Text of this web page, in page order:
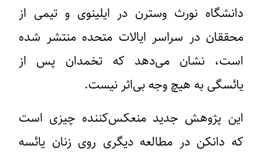
دانشگاه نورث وسترن در ایلینوی و تیمی از
محققان در سراسر ایالات متحده منتشر شده
است، نشان می‌دهد که تخمدان پس از
یائسگی به هیچ وجه بی‌اثر نیست.
این پژوهش جدید منعکس‌کننده چیزی است
که دانکن در مطالعه دیگری روی زنان یائسه